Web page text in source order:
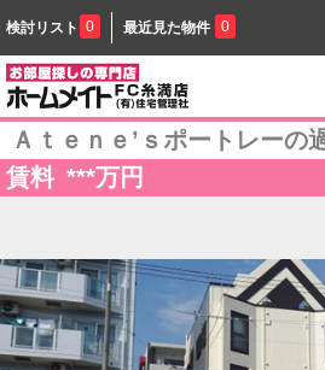
検討リスト 0 最近見た物件 0
Ａｔｅｎｅ’ｓポートレーの
賃料 ***万円